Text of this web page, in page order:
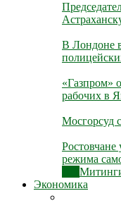
В Лондоне
«Газпром»
рабочих в
Мосгорсуд
режима
Экономика